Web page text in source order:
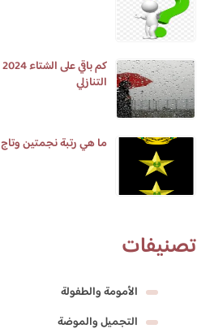
التنازلي
ما هي رتبة نجمتين وتاج
تصنيفات
الأمومة والطفولة
التجميل والموضة